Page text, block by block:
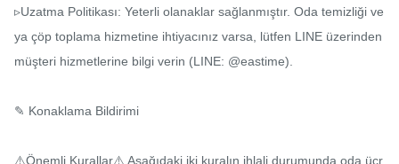
▹Uzatma Politikası: Yeterli olanaklar sağlanmıştır. Oda temizliği ve
ya çöp toplama hizmetine ihtiyacınız varsa, lütfen LINE üzerinden
müşteri hizmetlerine bilgi verin (LINE: @eastime).
✎ Konaklama Bildirimi
⚠️Önemli Kurallar⚠️ Aşağıdaki iki kuralın ihlali durumunda oda ücr